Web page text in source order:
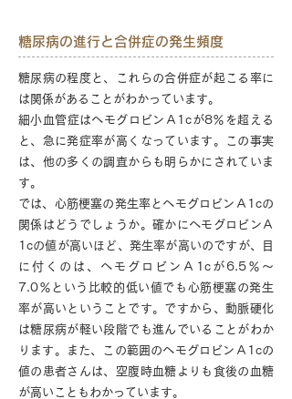
糖尿病の進行と合併症の発生頻度
糖尿病の程度と、これらの合併症が起こる率に
は関係があることがわかっています。
細小血管症はヘモグロビンＡ1cが8％を超える
と、急に発症率が高くなっています。この事実
は、他の多くの調査からも明らかにされていま
す。
では、心筋梗塞の発生率とヘモグロビンＡ1cの
関係はどうでしょうか。確かにヘモグロビンＡ
1cの値が高いほど、発生率が高いのですが、目
に付くのは、ヘモグロビンＡ1cが6.5％～
7.0％という比較的低い値でも心筋梗塞の発生
率が高いということです。ですから、動脈硬化
は糖尿病が軽い段階でも進んでいることがわか
ります。また、この範囲のヘモグロビンＡ1cの
値の患者さんは、空腹時血糖よりも食後の血糖
が高いこともわかっています。